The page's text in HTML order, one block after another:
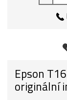
Epson
originální